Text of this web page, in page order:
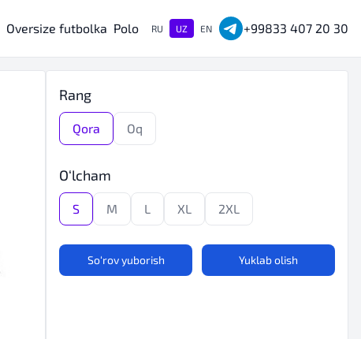
Oversize futbolka Polo RU UZ EN +99833 407 20 30
Rang
Qora Oq
O‘lcham
S M L XL 2XL
So‘rov yuborish Yuklab olish